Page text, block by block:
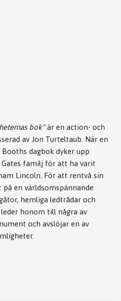
bok" är en action- och
av Jon Turteltaub. När en
dagbok dyker upp
familj för att ha varit
Lincoln. För att rentvå sin
en världsomspännande
hemliga ledtrådar och
honom till några av
och avslöjar en av